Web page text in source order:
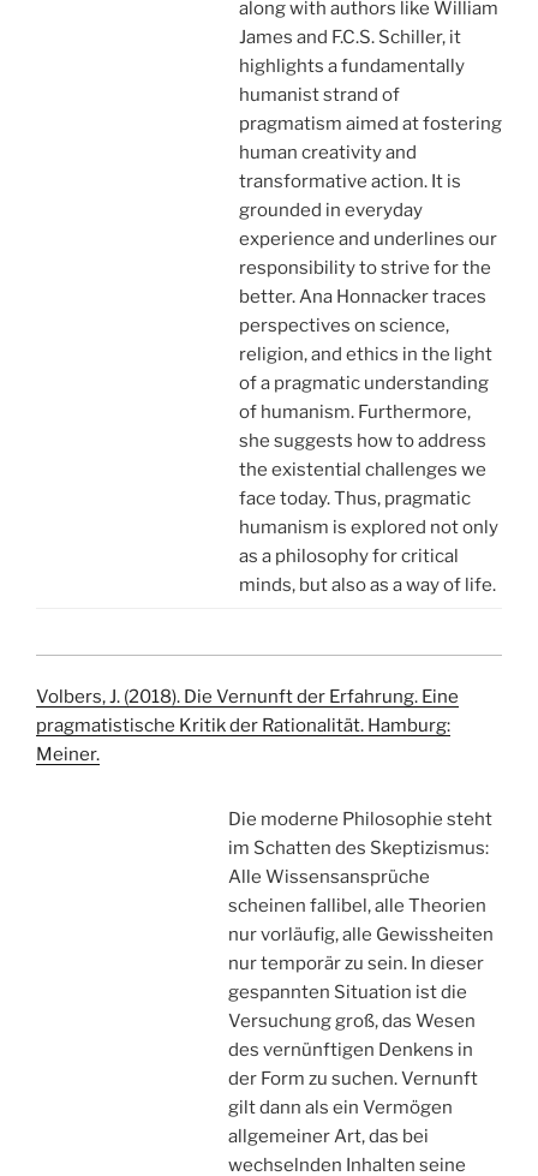
along with authors like William
James and F.C.S. Schiller, it
highlights a fundamentally
humanist strand of
pragmatism aimed at fostering
human creativity and
transformative action. It is
grounded in everyday
experience and underlines our
responsibility to strive for the
better. Ana Honnacker traces
perspectives on science,
religion, and ethics in the light
of a pragmatic understanding
of humanism. Furthermore,
she suggests how to address
the existential challenges we
face today. Thus, pragmatic
humanism is explored not only
as a philosophy for critical
minds, but also as a way of life.
Volbers, J. (2018). Die Vernunft der Erfahrung. Eine
pragmatistische Kritik der Rationalität. Hamburg:
Meiner.
Die moderne Philosophie steht
im Schatten des Skeptizismus:
Alle Wissensansprüche
scheinen fallibel, alle Theorien
nur vorläufig, alle Gewissheiten
nur temporär zu sein. In dieser
gespannten Situation ist die
Versuchung groß, das Wesen
des vernünftigen Denkens in
der Form zu suchen. Vernunft
gilt dann als ein Vermögen
allgemeiner Art, das bei
wechselnden Inhalten seine